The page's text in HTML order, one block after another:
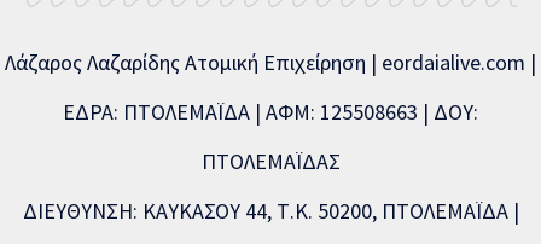
Λάζαρος Λαζαρίδης Ατομική Επιχείρηση | eordaialive.com |
ΕΔΡΑ: ΠΤΟΛΕΜΑΪΔΑ | ΑΦΜ: 125508663 | ΔΟΥ:
ΠΤΟΛΕΜΑΪΔΑΣ
ΔΙΕΥΘΥΝΣΗ: ΚΑΥΚΑΣΟΥ 44, Τ.Κ. 50200, ΠΤΟΛΕΜΑΪΔΑ |